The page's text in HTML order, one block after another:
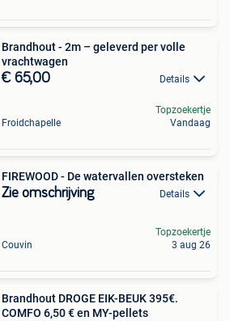
Brandhout - 2m – geleverd per volle
vrachtwagen
€ 65,00 Details
Froidchapelle
Topzoekertje
Vandaag
FIREWOOD - De watervallen oversteken
Zie omschrijving Details
Couvin
Topzoekertje
3 aug 26
Brandhout DROGE EIK-BEUK 395€.
COMFO 6,50 € en MY-pellets